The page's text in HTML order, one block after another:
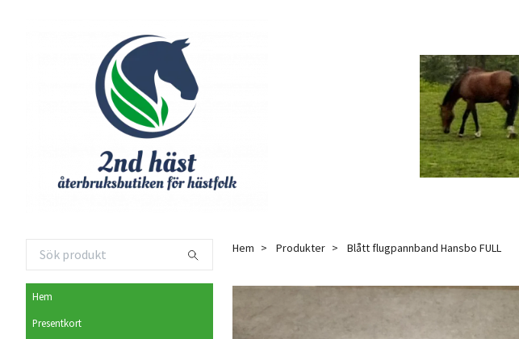
Hem
Presentkort
Hem Produkter Blått flugpannband Hansbo FULL